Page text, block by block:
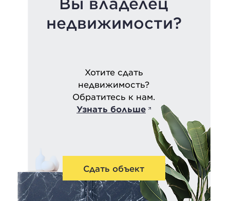
недвижимости?
Хотите сдать
недвижимость?
Обратитесь к нам.
Узнать больше
Сдать объект